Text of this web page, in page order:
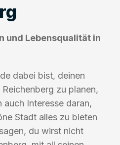
und Lebensqualität in
dabei bist, deinen
zu planen,
auch Interesse daran,
Stadt alles zu bieten
du wirst nicht